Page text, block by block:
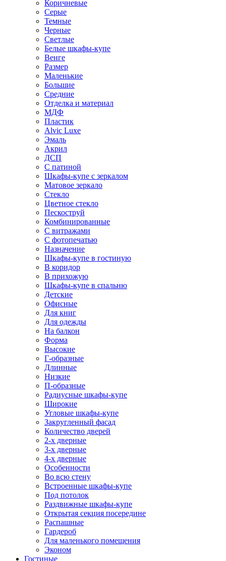
Коричневые
Серые
Темные
Черные
Светлые
Белые шкафы-купе
Венге
Размер
Маленькие
Большие
Средние
Отделка и материал
МДФ
Пластик
Alvic Luxe
Эмаль
Акрил
ДСП
С патиной
Шкафы-купе с зеркалом
Матовое зеркало
Стекло
Цветное стекло
Пескоструй
Комбинированные
С витражами
С фотопечатью
Назначение
Шкафы-купе в гостиную
В коридор
В прихожую
Шкафы-купе в спальню
Детские
Офисные
Для книг
Для одежды
На балкон
Форма
Высокие
Г-образные
Длинные
Низкие
П-образные
Радиусные шкафы-купе
Широкие
Угловые шкафы-купе
Закругленный фасад
Количество дверей
2-х дверные
3-х дверные
4-х дверные
Особенности
Во всю стену
Встроенные шкафы-купе
Под потолок
Раздвижные шкафы-купе
Открытая секция посередине
Распашные
Гардероб
Для маленького помещения
Эконом
Гостиные